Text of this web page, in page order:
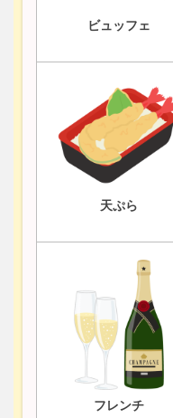
ビュッフェ
天ぷら
フレンチ